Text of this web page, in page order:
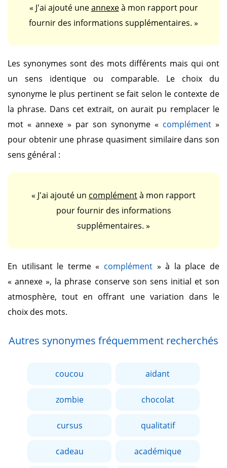
« J'ai ajouté uneannexeà mon rapport pour
fournir des informations supplémentaires. »
Les synonymes sont des mots différents mais qui ont
un sens identique ou comparable. Le choix du
synonyme le plus pertinent se fait selon le contexte de
la phrase. Dans cet extrait, on aurait pu remplacer le
mot « annexe » par son synonyme « complément »
pour obtenir une phrase quasiment similaire dans son
sens général :
« J'ai ajouté un complémentà mon rapport
pour fournir des informations
supplémentaires. »
En utilisant le terme« complément » à la place de
« annexe », la phrase conserve son sens initial et son
atmosphère, tout en offrant une variation dans le
choix des mots.
Autres synonymes fréquemment recherchés
coucou aidant
zombie chocolat
cursus qualitatif
cadeau académique